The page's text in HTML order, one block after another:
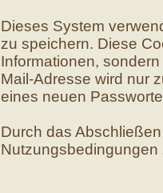
Dieses System
zu speichern. Diese
Informationen,
Mail-Adresse wird nur
eines neuen
Durch das
Nutzungsbedingungen